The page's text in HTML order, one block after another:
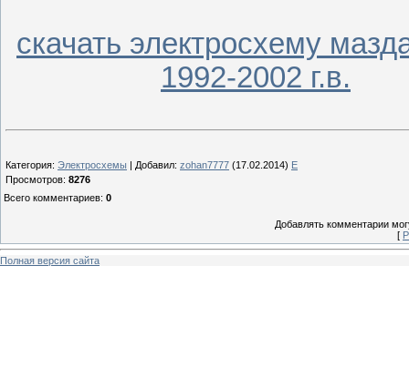
скачать электросхему
1992-2002 г.в.
Категория: Электросхемы | Добавил: zohan7777 (17.02.2014) E
Просмотров: 8276
Всего комментариев: 0
Добавлять комментарии
[
Полная версия сайта